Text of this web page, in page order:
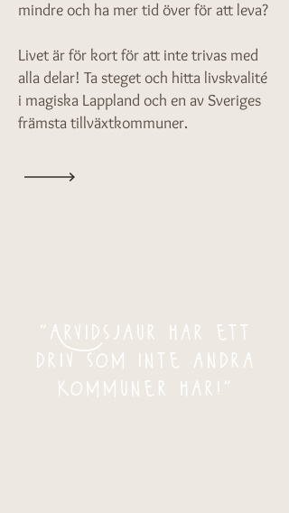
mindre och ha mer tid över för att leva?
Livet är för kort för att inte trivas med
alla delar! Ta steget och hitta livskvalité
i magiska Lappland och en av Sveriges
främsta tillväxtkommuner.
"Arvidsjaur har ett
driv som inte andra
kommuner har!"